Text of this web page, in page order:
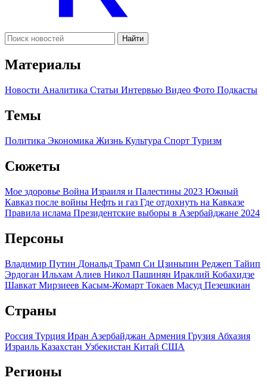
Найти
Материалы
Новости Аналитика Статьи Интервью Видео Фото Подкасты
Темы
Политика Экономика Жизнь Культура Спорт Туризм
Сюжеты
Мое здоровье Война Израиля и Палестины 2023 Южный
Кавказ после войны Нефть и газ Где отдохнуть на Кавказе
Правила ислама Президентские выборы в Азербайджане 2024
Персоны
Владимир Путин Дональд Трамп Си Цзиньпин Реджеп Тайип
Эрдоган Ильхам Алиев Никол Пашинян Ираклий Кобахидзе
Шавкат Мирзиеев Касым-Жомарт Токаев Масуд Пезешкиан
Страны
Россия Турция Иран Азербайджан Армения Грузия Абхазия
Израиль Казахстан Узбекистан Китай США
Регионы